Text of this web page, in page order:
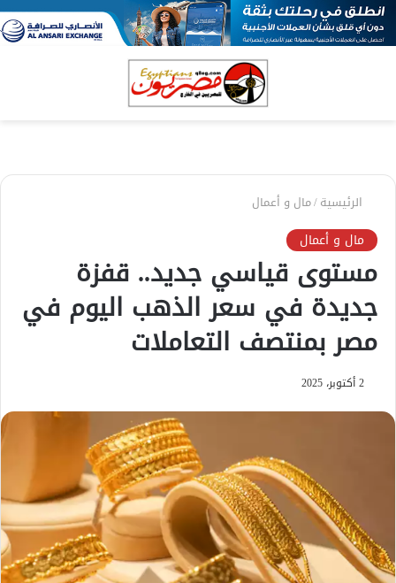
الرئيسية/مال و أعمال
مال و أعمال
مستوى قياسي جديد.. قفزة
جديدة في سعر الذهب اليوم في
مصر بمنتصف التعاملات
2 أكتوبر، 2025